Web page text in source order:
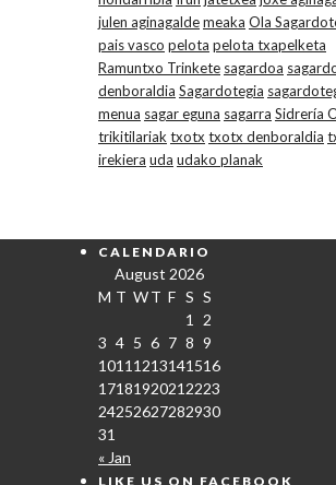
julen aginagaldemeaka Ola
pais vasco pelota pelota txapelketa
Ramuntxo Trinkete sagardoa
denboraldia Sagardotegia
menua sagar eguna sagarra Sidrería
trikitilariaktxotx txotx denboraldia
irekiera uda udako planak
CALENDARIO
August 2026
M T WT F S S
« Jan
1 2
3 4 5 6 7 8 9
10111213141516
17181920212223
24252627282930
31
LIKE US ON FACEBOOK